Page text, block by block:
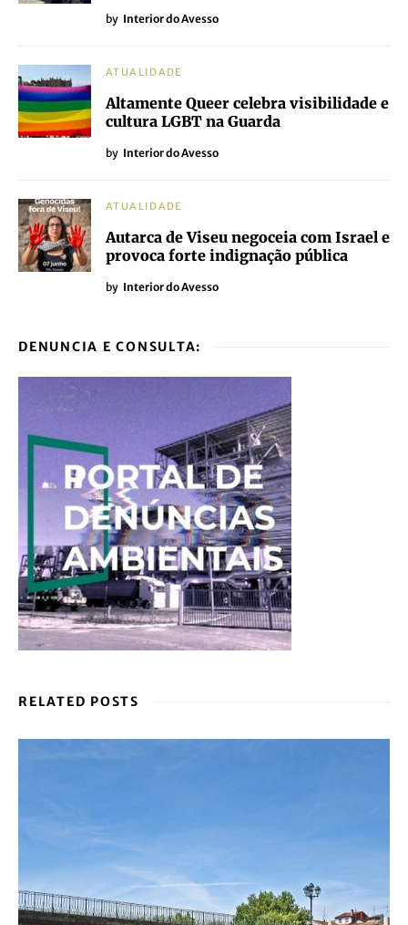
by Interior do Avesso
ATUALIDADE
Altamente Queer celebra visibilidade e
cultura LGBT na Guarda
by Interior do Avesso
ATUALIDADE
Autarca de Viseu negoceia com Israel e
provoca forte indignação pública
by Interior do Avesso
DENUNCIA E CONSULTA:
RELATED POSTS